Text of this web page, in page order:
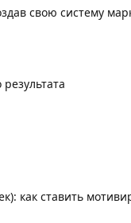
свою систему
как ставить